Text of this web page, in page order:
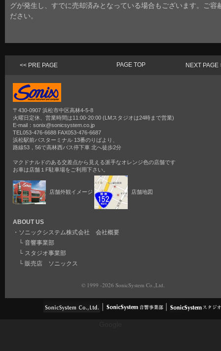
グが発生し、すでに売却済みとなっている場合もございます。ご容
ださい。
<< PRE PAGE NEXT PAGE
PAGE TOP
〒430-0907 浜松市中区高林4-5-8
火曜日定休、営業時間は11:00-20:00 (LMスタジオは24時まで営業)
E-mail：sonix@sonicsystem.co.jp
TEL053-476-6688 FAX053-476-6687
浜松駅前バスターミナル 13番のりばより、
路線53，56で高林西バス停下車 北へ徒歩2分
マクドナルドのある交差点から見える派手なオレンジ色の店舗です
お車は店舗１F駐車場をご利用下さい。
店舗外観イメージ 店舗地図
ABOUT US
・ ソニックシステム株式会社 会社概要
└ 音響事業部
└ スタジオ事業部
└ 販売店 ソニックス
© 1999 -2026 SonicSystem Co.,Ltd.